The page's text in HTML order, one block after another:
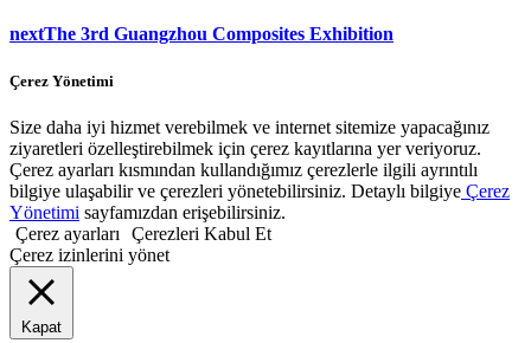
nextThe 3rd Guangzhou Composites Exhibition
Çerez Yönetimi
Size daha iyi hizmet verebilmek ve internet sitemize yapacağınız
ziyaretleri özelleştirebilmek için çerez kayıtlarına yer veriyoruz.
Çerez ayarları kısmından kullandığımız çerezlerle ilgili ayrıntılı
bilgiye ulaşabilir ve çerezleri yönetebilirsiniz. Detaylı bilgiye Çerez
Yönetimi sayfamızdan erişebilirsiniz.
Çerez ayarları
Çerezleri Kabul Et
Çerez izinlerini yönet
Kapat